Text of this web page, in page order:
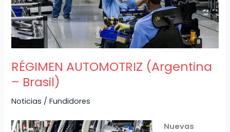
RÉGIMEN AUTOMOTRIZ (Argentina
– Brasil)
Noticias /Fundidores
Nuevas